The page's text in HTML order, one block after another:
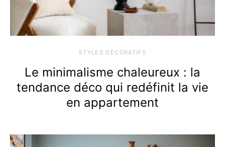
STYLES DÉCORATIFS
Le minimalisme chaleureux : la
tendance déco qui redéfinit la vie
en appartement